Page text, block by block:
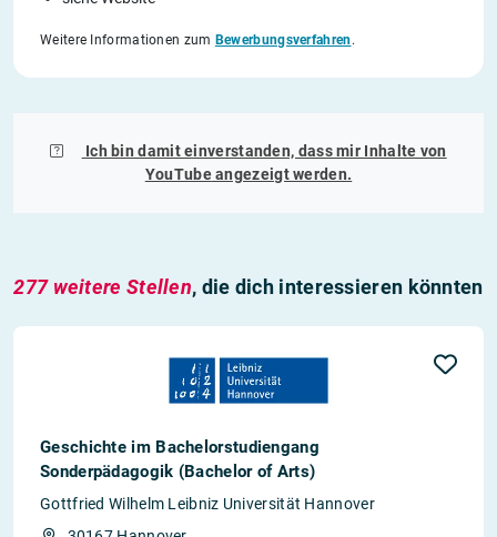
Weitere Informationen zum Bewerbungsverfahren.
Ich bin damit einverstanden, dass mir Inhalte von
YouTubeangezeigt werden.
277 weitere Stellen, die dich interessieren könnten
Geschichte im Bachelorstudiengang
Sonderpädagogik (Bachelor of Arts)
Gottfried Wilhelm Leibniz Universität Hannover